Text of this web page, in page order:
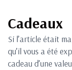
Cadeaux
Si l’article était
qu’il vous a été
cadeau d’une